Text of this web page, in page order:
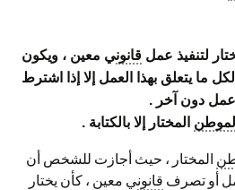
لتنفيذ عمل قانوني معين ، ويكون
ما يتعلق بهذا العمل إلا إذا اشترط
دون آخر .
الموطن المختار إلا بالكتابة .
المختار ، حيث أجازت للشخص أن
أو تصرف قانوني معين ، كأن يختار